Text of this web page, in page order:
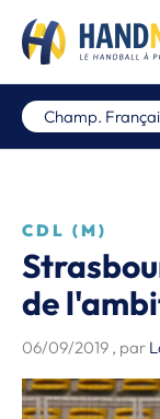
Champ.
CDL (M)
de
06/09/2019 , par